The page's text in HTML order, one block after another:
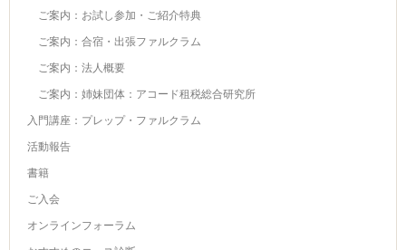
ご案内：お試し参加・ご紹介特典
ご案内：合宿・出張ファルクラム
ご案内：法人概要
ご案内：姉妹団体：アコード租税総合研究所
入門講座：プレップ・ファルクラム
活動報告
書籍
ご入会
オンラインフォーラム